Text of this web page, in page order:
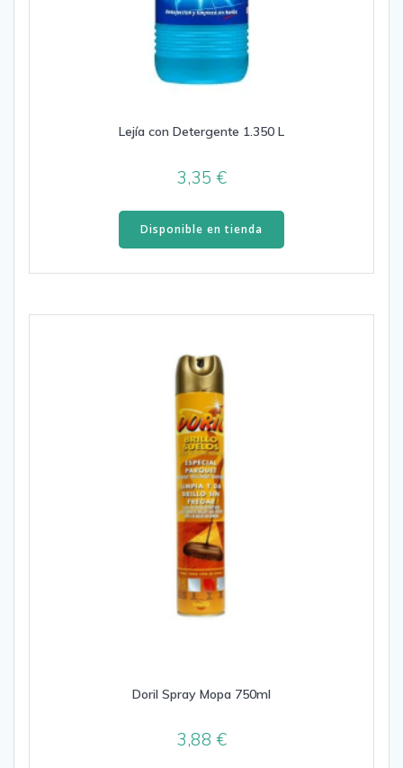
Lejía con Detergente 1.350 L
3,35€
Disponible en tienda
Doril Spray Mopa 750ml
3,88€